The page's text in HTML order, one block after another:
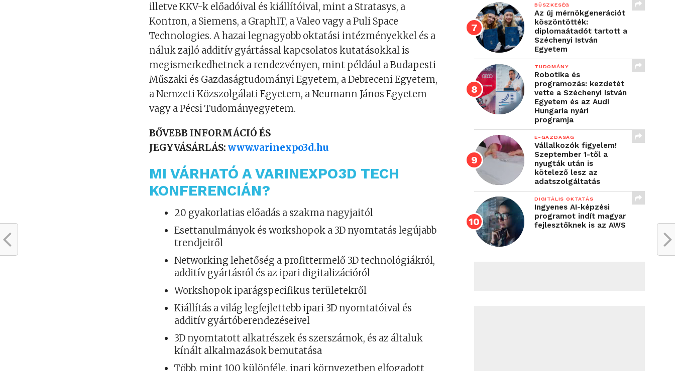
illetve KKV-k előadóival és kiállítóival, mint a Stratasys, a
Kontron, a Siemens, a GraphIT, a Valeo vagy a Puli Space
Technologies. A hazai legnagyobb oktatási intézményekkel és a
náluk zajló additív gyártással kapcsolatos kutatásokkal is
megismerkedhetnek a rendezvényen, mint például a Budapesti
Műszaki és Gazdaságtudományi Egyetem, a Debreceni Egyetem,
a Nemzeti Közszolgálati Egyetem, a Neumann János Egyetem
vagy a Pécsi Tudományegyetem.
BŐVEBB INFORMÁCIÓ ÉS
JEGYVÁSÁRLÁS:www.varinexpo3d.hu
MI VÁRHATÓ A VARINEXPO3D TECH
KONFERENCIÁN?
20 gyakorlatias előadás a szakma nagyjaitól
Esettanulmányok és workshopok a 3D nyomtatás legújabb
trendjeiről
Networking lehetőség a profittermelő 3D technológiákról,
additív gyártásról és az ipari digitalizációról
Workshopok iparágspecifikus területekről
Kiállítás a világ legfejlettebb ipari 3D nyomtatóival és
additív gyártóberendezéseivel
3D nyomtatott alkatrészek és szerszámok, és az általuk
kínált alkalmazások bemutatása
Több, mint 100 különféle, ipari környezetben elfogadott
BÜSZKESÉG
Az új mérnökgenerációt
köszöntötték:
diplomaátadót tartott a
Széchenyi István
Egyetem
TUDOMÁNY
Robotika és
programozás: kezdetét
vette a Széchenyi István
Egyetem és az Audi
Hungaria nyári
programja
E-GAZDASÁG
Vállalkozók figyelem!
Szeptember 1-től a
nyugták után is
kötelező lesz az
adatszolgáltatás
DIGITÁLIS OKTATÁS
Ingyenes AI-képzési
programot indít magyar
fejlesztőknek is az AWS